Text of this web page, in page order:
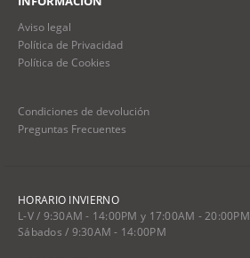
Aviso legal
Política de Privacidad
Política de Cookies
Condiciones de devolución
Preguntas Frecuentes
HORARIO INVIERNO
L-V / 9:30AM - 14:00PM y 17:00AM - 20:00PM
Sábados / 9:30AM - 14:00PM